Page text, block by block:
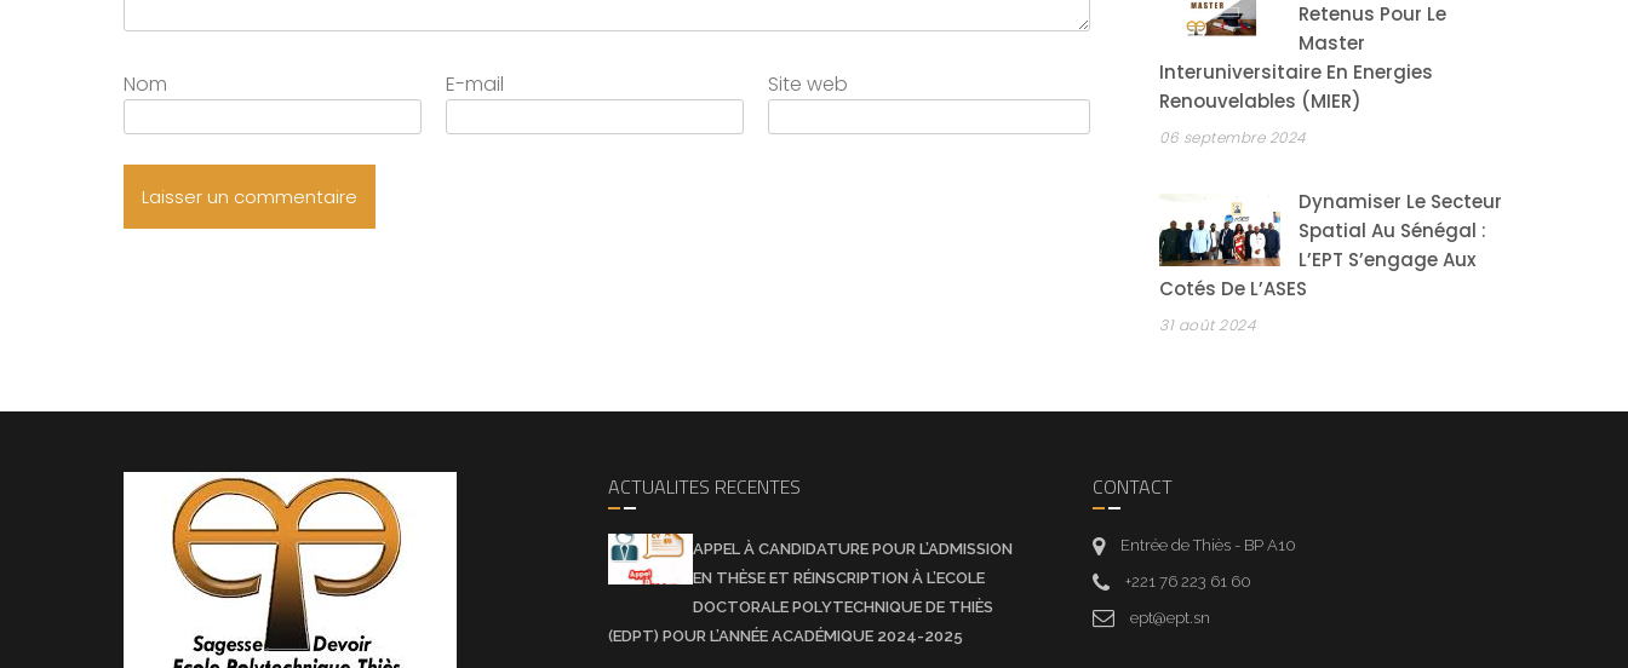
Nom E-mail Site web
Retenus Pour Le
Master
Interuniversitaire En Energies
Renouvelables (MIER)
06 septembre 2024
Dynamiser Le Secteur
Spatial Au Sénégal :
L’EPT S’engage Aux
Cotés De L’ASES
31 août 2024
ACTUALITES RECENTES
APPEL À CANDIDATURE POUR L’ADMISSION
EN THÈSE ET RÉINSCRIPTION À L’ECOLE
DOCTORALE POLYTECHNIQUE DE THIÈS
(EDPT) POUR L’ANNÉE ACADÉMIQUE 2024-2025
CONTACT
Entrée de Thiès - BP A10
+221 76 223 61 60
ept@ept.sn